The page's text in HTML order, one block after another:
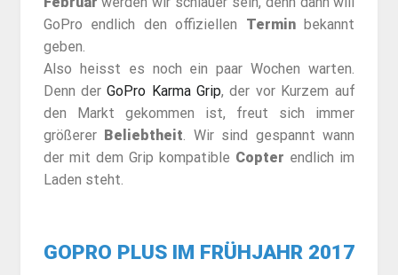
GoPro endlich den offiziellen Terminbekannt
geben.
Also heisst es noch ein paar Wochen warten.
Denn derGoPro Karma Grip, der vor Kurzem auf
den Markt gekommen ist, freut sich immer
größerer Beliebtheit. Wir sind gespannt wann
der mit dem Grip kompatible Copter endlich im
Laden steht.
GOPRO PLUS IM FRÜHJAHR 2017